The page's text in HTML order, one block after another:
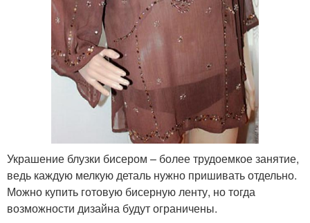
Украшение блузки бисером – более трудоемкое занятие,
ведь каждую мелкую деталь нужно пришивать отдельно.
Можно купить готовую бисерную ленту, но тогда
возможности дизайна будут ограничены.